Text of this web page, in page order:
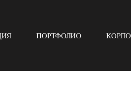
ПОРТФОЛИО